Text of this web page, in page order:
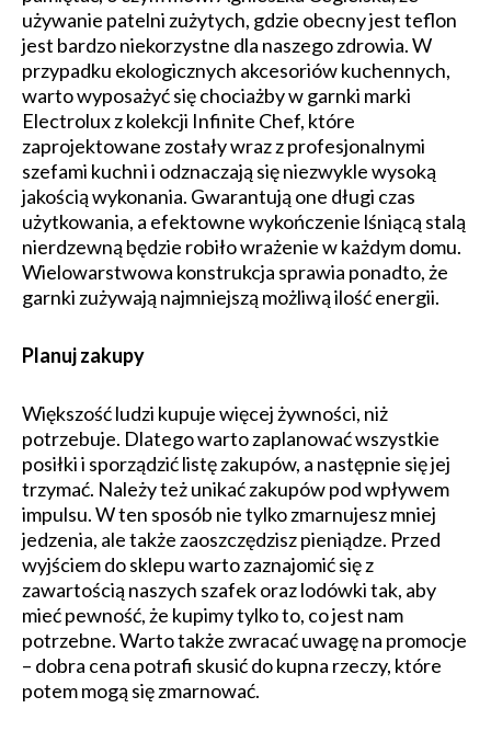
używanie patelni zużytych, gdzie obecny jest teflon
jest bardzo niekorzystne dla naszego zdrowia. W
przypadku ekologicznych akcesoriów kuchennych,
warto wyposażyć się chociażby w garnki marki
Electrolux z kolekcji Infinite Chef, które
zaprojektowane zostały wraz z profesjonalnymi
szefami kuchni i odznaczają się niezwykle wysoką
jakością wykonania. Gwarantują one długi czas
użytkowania, a efektowne wykończenie lśniącą stalą
nierdzewną będzie robiło wrażenie w każdym domu.
Wielowarstwowa konstrukcja sprawia ponadto, że
garnki zużywają najmniejszą możliwą ilość energii.
Planuj zakupy
Większość ludzi kupuje więcej żywności, niż
potrzebuje. Dlatego warto zaplanować wszystkie
posiłki i sporządzić listę zakupów, a następnie się jej
trzymać. Należy też unikać zakupów pod wpływem
impulsu. W ten sposób nie tylko zmarnujesz mniej
jedzenia, ale także zaoszczędzisz pieniądze. Przed
wyjściem do sklepu warto zaznajomić się z
zawartością naszych szafek oraz lodówki tak, aby
mieć pewność, że kupimy tylko to, co jest nam
potrzebne. Warto także zwracać uwagę na promocje
– dobra cena potrafi skusić do kupna rzeczy, które
potem mogą się zmarnować.